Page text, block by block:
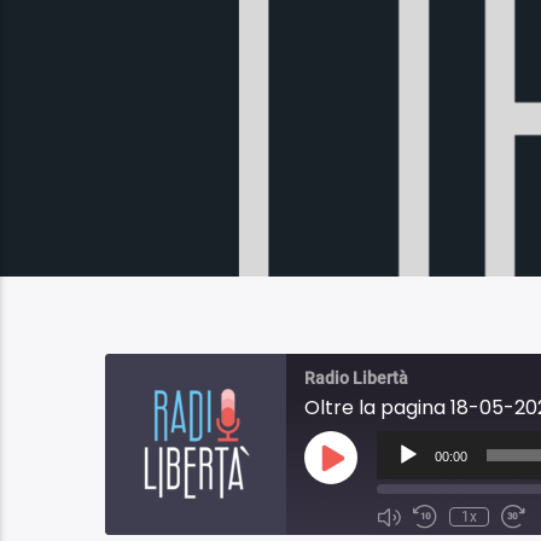
Radio Libertà
Oltre la pagina 18-05-
Play
Episode
Audio
Player
00:00
1x